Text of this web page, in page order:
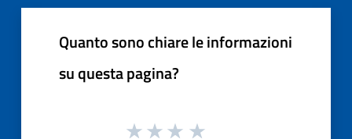
Quanto sono chiare le informazioni
su questa pagina?